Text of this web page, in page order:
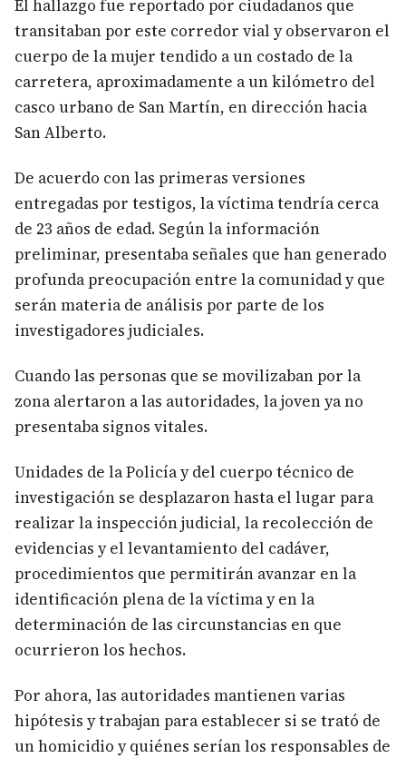
El hallazgo fue reportado por ciudadanos que
transitaban por este corredor vial y observaron el
cuerpo de la mujer tendido a un costado de la
carretera, aproximadamente a un kilómetro del
casco urbano de San Martín, en dirección hacia
San Alberto.
De acuerdo con las primeras versiones
entregadas por testigos, la víctima tendría cerca
de 23 años de edad. Según la información
preliminar, presentaba señales que han generado
profunda preocupación entre la comunidad y que
serán materia de análisis por parte de los
investigadores judiciales.
Cuando las personas que se movilizaban por la
zona alertaron a las autoridades, la joven ya no
presentaba signos vitales.
Unidades de la Policía y del cuerpo técnico de
investigación se desplazaron hasta el lugar para
realizar la inspección judicial, la recolección de
evidencias y el levantamiento del cadáver,
procedimientos que permitirán avanzar en la
identificación plena de la víctima y en la
determinación de las circunstancias en que
ocurrieron los hechos.
Por ahora, las autoridades mantienen varias
hipótesis y trabajan para establecer si se trató de
un homicidio y quiénes serían los responsables de